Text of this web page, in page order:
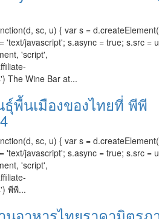
sc, u) { var s =
'text/javascript'; s.async = true; s.src =
'script',
The Wine Bar at...
พื้นเมืองของไทยที่ พีพี
sc, u) { var s =
'text/javascript'; s.async = true; s.src =
'script',
พีพี...